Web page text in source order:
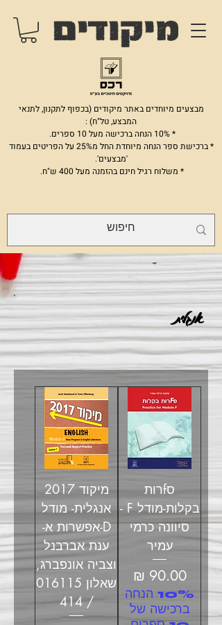
מבצעים מיוחדים באתר מיקודים (בכפוף לתקנון, לתנאי
המבצע, טל"ח) :
* 10% הנחה ברכישה מעל 10 ספרים.
* ברכישת ספר הנחה מיוחדת החל מ25% על הפריטים בעמוד
'מבצעים'.
* משלוח רגיל חינם בהזמנה מעל 400 ש"ח.
אנגלית
סfרות
בקלות-מודל F -
סיוונה כרמי
עמיר
מחיר‏90.00 ‏₪
10% הנחה
ברכישה של
מיקוד 2017
אנגלית- מודל
D-אפשרות א-
ענת אברבנל
וצביה אונפברג,
שאלון 016115
/ 414